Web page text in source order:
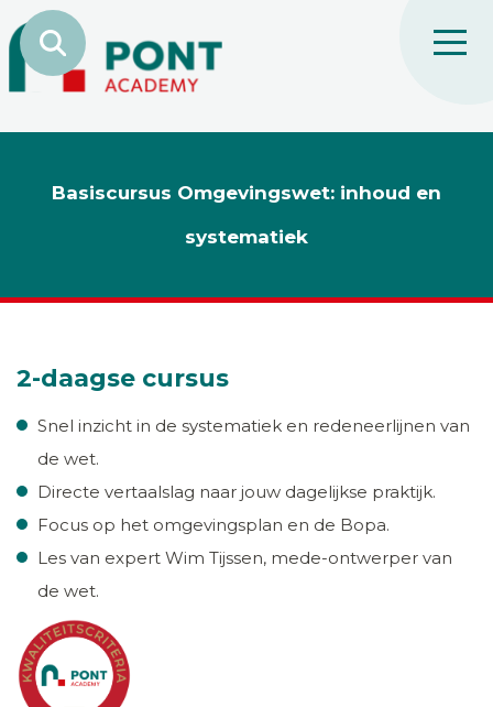
Basiscursus Omgevingswet: inhoud en
systematiek
2-daagse cursus
Snel inzicht in de systematiek en redeneerlijnen van
de wet.
Directe vertaalslag naar jouw dagelijkse praktijk.
Focus op het omgevingsplan en de Bopa.
Les van expert Wim Tijssen, mede-ontwerper van
de wet.